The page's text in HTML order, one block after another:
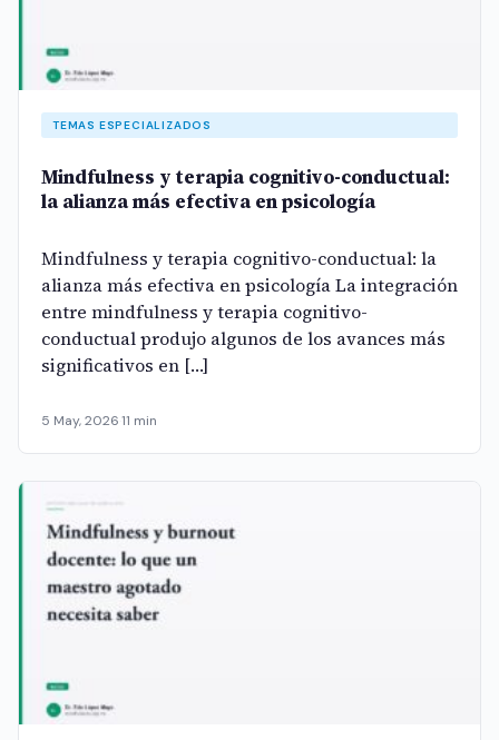
TEMAS ESPECIALIZADOS
Mindfulness y terapia cognitivo-conductual:
la alianza más efectiva en psicología
Mindfulness y terapia cognitivo-conductual: la
alianza más efectiva en psicología La integración
entre mindfulness y terapia cognitivo-
conductual produjo algunos de los avances más
significativos en […]
5 May, 202611 min